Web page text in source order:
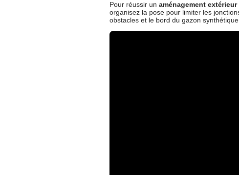
Pour réussir un aménagement extérieur
organisez la pose pour limiter les
obstacles et le bord du gazon synthétique.